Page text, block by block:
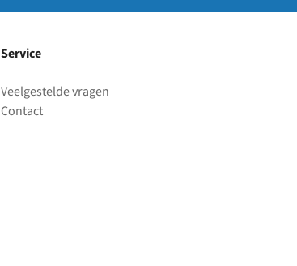
Service
Veelgestelde vragen
Contact